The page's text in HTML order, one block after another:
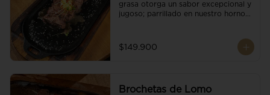
grasa otorga un sabor excepcional y
jugoso; parrillado en nuestro horno
cristales de sal y mantequilla de ajo
y pimientos. Dos guarniciones a
$149.900
Brochetas de Lomo